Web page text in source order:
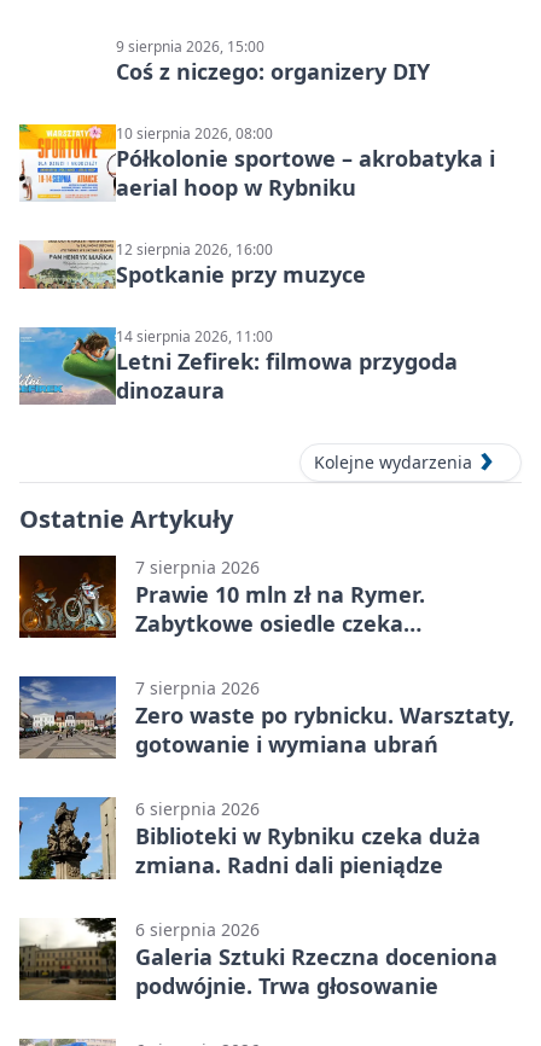
9 sierpnia 2026, 15:00
Coś z niczego: organizery DIY
10 sierpnia 2026, 08:00
Półkolonie sportowe – akrobatyka i
aerial hoop w Rybniku
12 sierpnia 2026, 16:00
Spotkanie przy muzyce
14 sierpnia 2026, 11:00
Letni Zefirek: filmowa przygoda
dinozaura
Kolejne wydarzenia
Ostatnie Artykuły
7 sierpnia 2026
Prawie 10 mln zł na Rymer.
Zabytkowe osiedle czeka
7 sierpnia 2026
Zero waste po rybnicku. Warsztaty,
gotowanie i wymiana ubrań
6 sierpnia 2026
Biblioteki w Rybniku czeka duża
zmiana. Radni dali pieniądze
6 sierpnia 2026
Galeria Sztuki Rzeczna doceniona
podwójnie. Trwa głosowanie